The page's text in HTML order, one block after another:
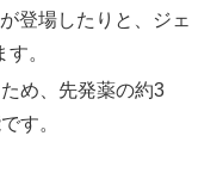
登場したりと、ジェ
。
め、先発薬の約3
す。